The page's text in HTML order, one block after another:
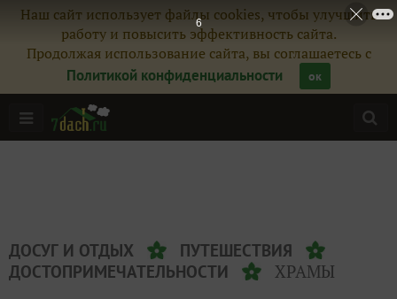
Наш сайт использует файлы cookies, чтобы улучшить
работу и повысить эффективность сайта.
Продолжая использование сайта, вы соглашаетесь с
Политикой конфиденциальности
ок
ДОСУГ И ОТДЫХ
ПУТЕШЕСТВИЯ
ДОСТОПРИМЕЧАТЕЛЬНОСТИ
ХРАМЫ
6